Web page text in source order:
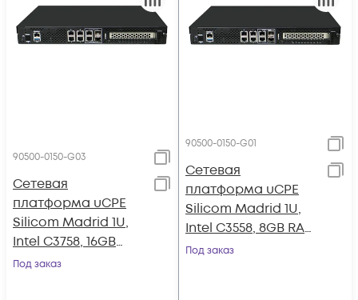
90500-0150-G03
Сетевая
платформа uCPE
Silicom Madrid 1U,
Intel C3758, 16GB
RAM, 128GB M.2
Под заказ
90500-0150-G01
Сетевая
платформа uCPE
Silicom Madrid 1U,
Intel C3558, 8GB RAM,
64GB eMMC
Под заказ